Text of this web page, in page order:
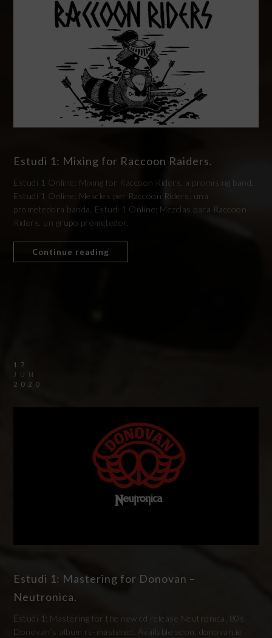
Estudi 1: Mixing for Raccoon Raiders.
Estudi 1 Online: Mixing for Raccoon Riders, a promising band.
Estudi 1 Online: Mescles per Raccoon Riders, una
prometedora banda. Estudi 1 Online: Mezclas para Raccoon
Riders, un grupo prometedor.
Continue reading
17
JUN
2020
Estudi 1: Mastering for Donovan –
Neutronica.
Estudi 1: Mastering for the new cd release Neutronica, 80s
Donovan’s album re-mastered. Available soon. donovan.ie